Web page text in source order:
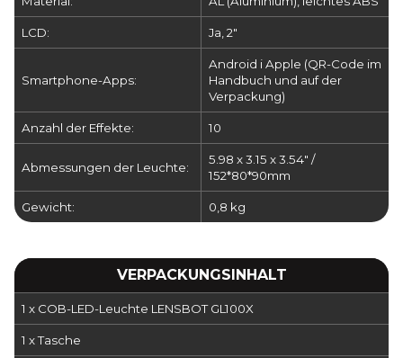
LCD: Ja, 2"
Smartphone-Apps:
Android i Apple (QR-Code im
Handbuch und auf der
Verpackung)
Anzahl der Effekte: 10
Abmessungen der Leuchte:
5.98 x 3.15 x 3.54" /
152*80*90mm
Gewicht: 0,8 kg
VERPACKUNGSINHALT
1 x COB-LED-Leuchte LENSBOT GL100X
1 x Tasche